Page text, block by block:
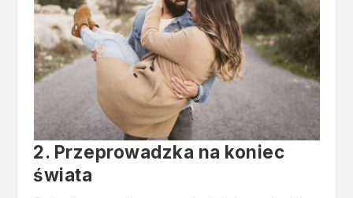
2. Przeprowadzka na koniec
świata